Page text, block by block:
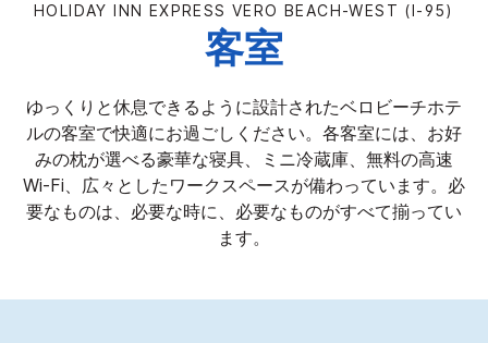
HOLIDAY INN EXPRESS VERO BEACH-WEST (I-95)
客室
ゆっくりと休息できるように設計されたベロビーチホテ
ルの客室で快適にお過ごしください。各客室には、お好
みの枕が選べる豪華な寝具、ミニ冷蔵庫、無料の高速
Wi-Fi、広々としたワークスペースが備わっています。必
要なものは、必要な時に、必要なものがすべて揃ってい
ます。